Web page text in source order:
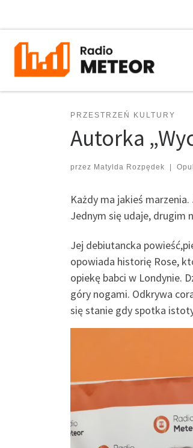
PRZESTRZEŃ KULTURY
Autorka
przez Matylda Rozpędek |
Każdy ma jakieś
Jednym się udaje, drugim
Jej debiutancka
opowiada historię Rose,
opiekę babci w Londynie.
góry nogami. Odkrywa
się stanie gdy spotka